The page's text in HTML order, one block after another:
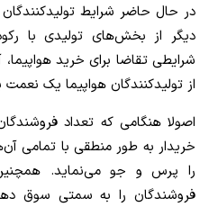
در حال حاضر شرایط
دیگر از بخش‌های تولیدی با
شرایطی تقاضا برای خرید
از تولیدکنندگان هواپیما یک
اصولا هنگامی که تعداد
خریدار به طور منطقی با تمامی
را پرس و جو می‌نماید. همچنین
فروشندگان را به سمتی سوق